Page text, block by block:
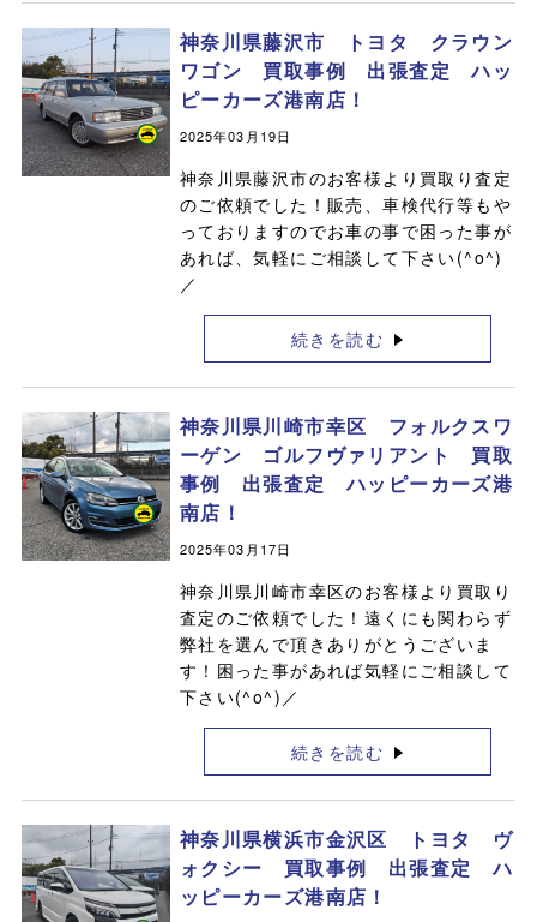
神奈川県藤沢市 トヨタ クラウン
ワゴン 買取事例 出張査定 ハッ
ピーカーズ港南店！
2025年03月19日
神奈川県藤沢市のお客様より買取り査定
のご依頼でした！販売、車検代行等もや
っておりますのでお車の事で困った事が
あれば、気軽にご相談して下さい(^o^)
／
続きを読む
神奈川県川崎市幸区 フォルクスワ
ーゲン ゴルフヴァリアント 買取
事例 出張査定 ハッピーカーズ港
南店！
2025年03月17日
神奈川県川崎市幸区のお客様より買取り
査定のご依頼でした！遠くにも関わらず
弊社を選んで頂きありがとうございま
す！困った事があれば気軽にご相談して
下さい(^o^)／
続きを読む
神奈川県横浜市金沢区 トヨタ ヴ
ォクシー 買取事例 出張査定 ハ
ッピーカーズ港南店！